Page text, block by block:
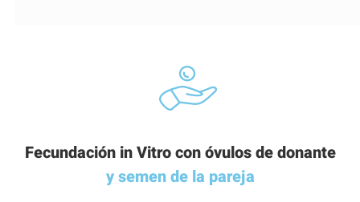
Fecundación in Vitro con óvulos de donante
y semen de la pareja